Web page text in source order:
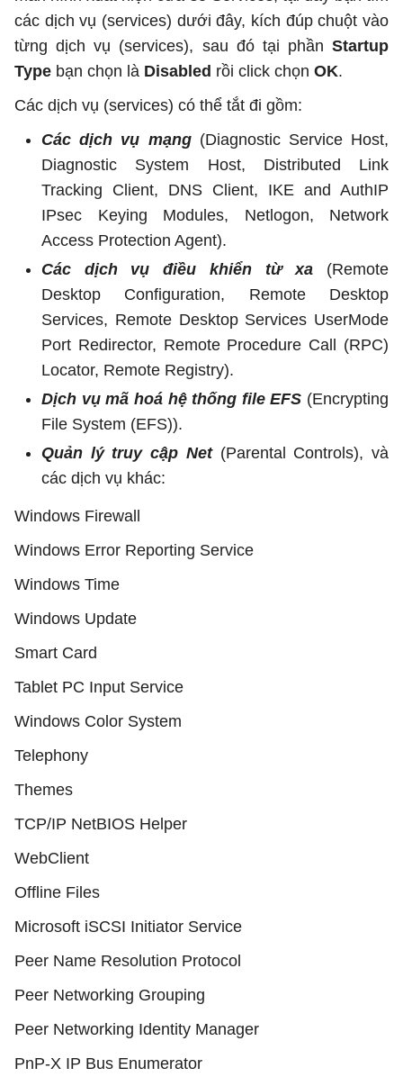
các dịch vụ (services) dưới đây, kích đúp chuột vào
từng dịch vụ (services), sau đó tại phần Startup
Type bạn chọn là Disabled rồi click chọn OK.
Các dịch vụ (services) có thể tắt đi gồm:
Các dịch vụ mạng(Diagnostic Service Host,
Diagnostic System Host, Distributed Link
Tracking Client, DNS Client, IKE and AuthIP
IPsec Keying Modules, Netlogon, Network
Access Protection Agent).
Các dịch vụ điều khiển từ xa (Remote
Desktop Configuration, Remote Desktop
Services, Remote Desktop Services UserMode
Port Redirector, Remote Procedure Call (RPC)
Locator, Remote Registry).
Dịch vụ mã hoá hệ thống file EFS (Encrypting
File System (EFS)).
Quản lý truy cập Net(Parental Controls), và
các dịch vụ khác:
Windows Firewall
Windows Error Reporting Service
Windows Time
Windows Update
Smart Card
Tablet PC Input Service
Windows Color System
Telephony
Themes
TCP/IP NetBIOS Helper
WebClient
Offline Files
Microsoft iSCSI Initiator Service
Peer Name Resolution Protocol
Peer Networking Grouping
Peer Networking Identity Manager
PnP-X IP Bus Enumerator